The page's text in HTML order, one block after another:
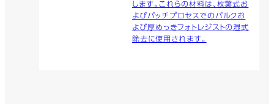
します。これらの材料は、枚葉式お
よびバッチプロセスでのバルクお
よび厚めっきフォトレジストの湿式
除去に使用されます。